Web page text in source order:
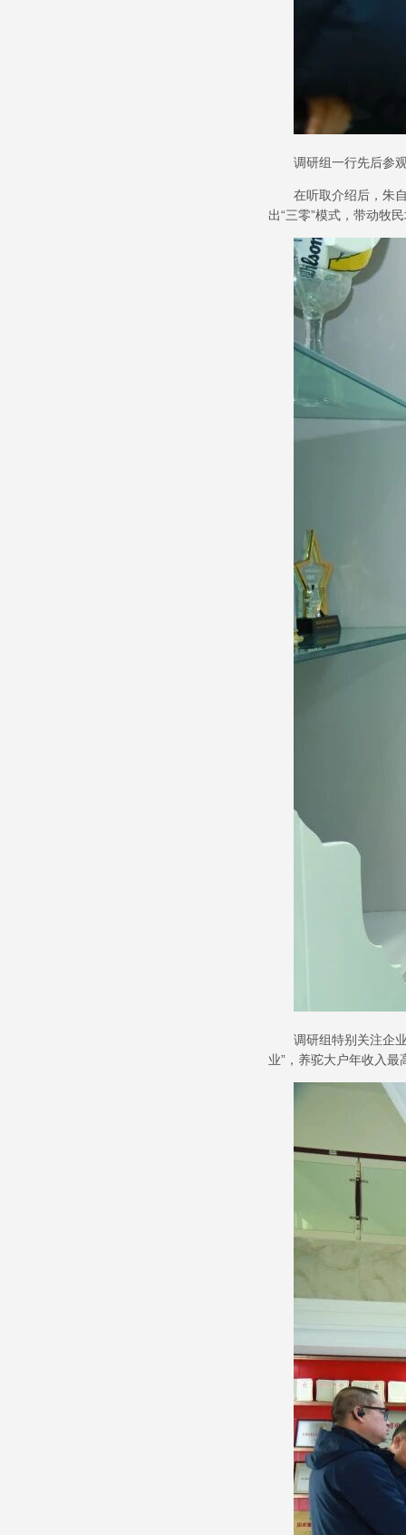
调研组一行先后参
在听取介绍后，朱
出“三零”模式，带动牧
调研组特别关注企
业” ，养驼大户年收入